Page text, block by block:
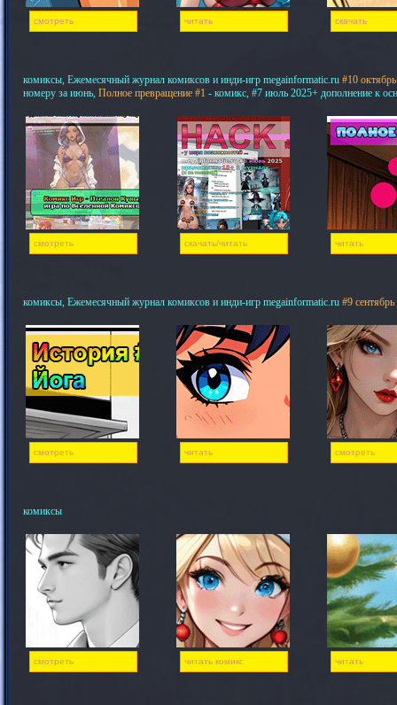
смотреть читать скачать
комиксы, Ежемесячный журнал комиксов и инди-игр megainformatic.ru #10
номеру за июнь, Полное превращение #1 - комикс, #7 июль 2025+ дополнение к
смотреть скачать/читать читать
комиксы, Ежемесячный журнал комиксов и инди-игр megainformatic.ru #9
смотреть читать смотреть
комиксы
смотреть читать комикс читать